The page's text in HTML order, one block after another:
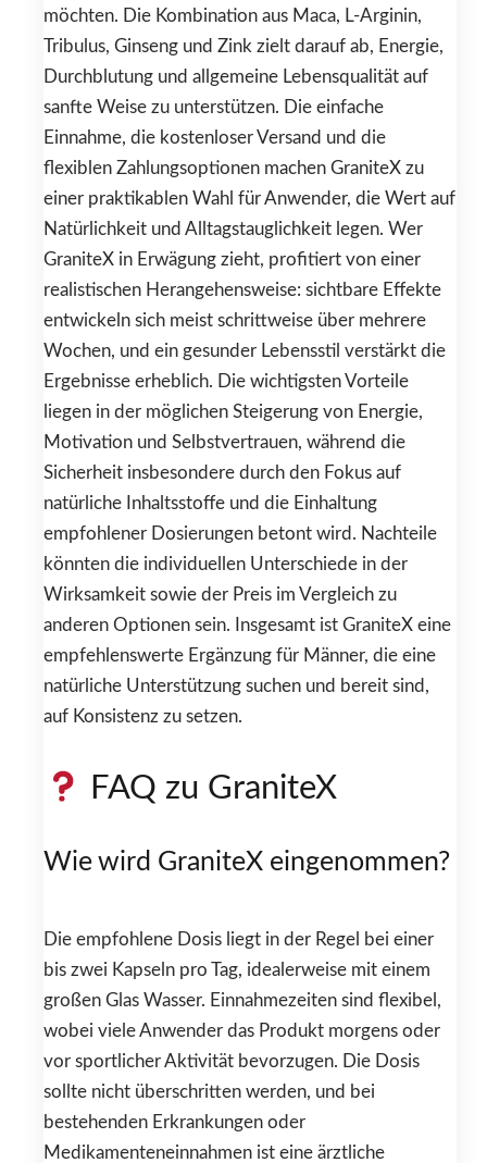
möchten. Die Kombination aus Maca, L-Arginin,
Tribulus, Ginseng und Zink zielt darauf ab, Energie,
Durchblutung und allgemeine Lebensqualität auf
sanfte Weise zu unterstützen. Die einfache
Einnahme, die kostenloser Versand und die
flexiblen Zahlungsoptionen machen GraniteX zu
einer praktikablen Wahl für Anwender, die Wert auf
Natürlichkeit und Alltagstauglichkeit legen. Wer
GraniteX in Erwägung zieht, profitiert von einer
realistischen Herangehensweise: sichtbare Effekte
entwickeln sich meist schrittweise über mehrere
Wochen, und ein gesunder Lebensstil verstärkt die
Ergebnisse erheblich. Die wichtigsten Vorteile
liegen in der möglichen Steigerung von Energie,
Motivation und Selbstvertrauen, während die
Sicherheit insbesondere durch den Fokus auf
natürliche Inhaltsstoffe und die Einhaltung
empfohlener Dosierungen betont wird. Nachteile
könnten die individuellen Unterschiede in der
Wirksamkeit sowie der Preis im Vergleich zu
anderen Optionen sein. Insgesamt ist GraniteX eine
empfehlenswerte Ergänzung für Männer, die eine
natürliche Unterstützung suchen und bereit sind,
auf Konsistenz zu setzen.
FAQ zu GraniteX
Wie wird GraniteX eingenommen?
Die empfohlene Dosis liegt in der Regel bei einer
bis zwei Kapseln pro Tag, idealerweise mit einem
großen Glas Wasser. Einnahmezeiten sind flexibel,
wobei viele Anwender das Produkt morgens oder
vor sportlicher Aktivität bevorzugen. Die Dosis
sollte nicht überschritten werden, und bei
bestehenden Erkrankungen oder
Medikamenteneinnahmen ist eine ärztliche